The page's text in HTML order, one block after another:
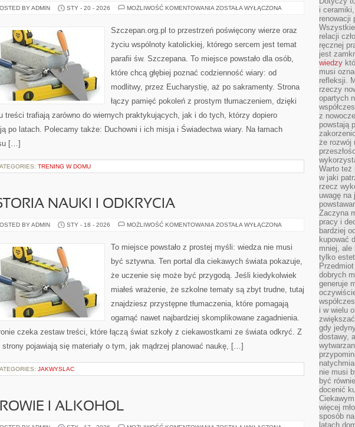
BY ADMIN STY - 20 - 2026 MOŻLIWOŚĆ KOMENTOWANIA ŚWIĘCI
OPIEKA
ZOSTAŁA WYŁĄCZONA
Szczepan.org.pl to przestrzeń poświęcony wierze oraz
życiu wspólnoty katolickiej, którego sercem jest temat
parafii św. Szczepana. To miejsce powstało dla osób,
które chcą głębiej poznać codzienność wiary: od
modlitwy, przez Eucharystię, aż po sakramenty. Strona
łączy pamięć pokoleń z prostym tłumaczeniem, dzięki
treści trafiają zarówno do wiernych praktykujących, jak i do tych, którzy dopiero
po latach. Polecamy także: Duchowni i ich misja i Świadectwa wiary. Na łamach
[…]
TRENING W DOMU
NAUKI I ODKRYCIA
BY ADMIN STY - 18 - 2026 MOŻLIWOŚĆ KOMENTOWANIA HISTORIA
ODKRYCIA
ZOSTAŁA WYŁĄCZONA
To miejsce powstało z prostej myśli: wiedza nie musi
być sztywna. Ten portal dla ciekawych świata pokazuje,
że uczenie się może być przygodą. Jeśli kiedykolwiek
miałeś wrażenie, że szkolne tematy są zbyt trudne, tutaj
znajdziesz przystępne tłumaczenia, które pomagają
ogarnąć nawet najbardziej skomplikowane zagadnienia.
czeka zestaw treści, które łączą świat szkoły z ciekawostkami ze świata odkryć. Z
strony pojawiają się materiały o tym, jak mądrzej planować naukę, […]
JAKWYSLAC
I ALKOHOL
i
renowacji
relacji
ręcznej
jest
wiedzy
musi
refleksji.
rzeczy
opartych
z
powstają
że rozwój
Warto też
w jaki
rzecz
uwagę na
Zaczyna
pracy i
bardziej
kupować
mniej, ale
tylko
dobrych
generuje
i w wielu
gdy
dostawy,
nie musi
być
docenić
więcej
sposób
latach